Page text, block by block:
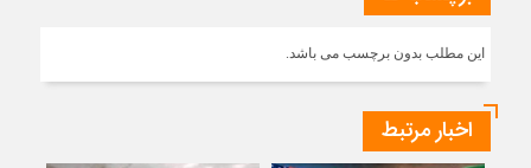
این مطلب بدون برچسب می باشد.
اخبار مرتبط